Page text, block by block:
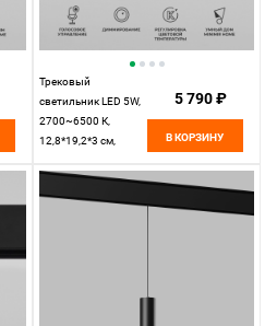
Трековый
светильник LED 5W,
2700~6500 К,
12,8*19,2*3 см,
Elektrostandard Slim
Magnetic 85071/01
5 790 ₽
В КОРЗИНУ